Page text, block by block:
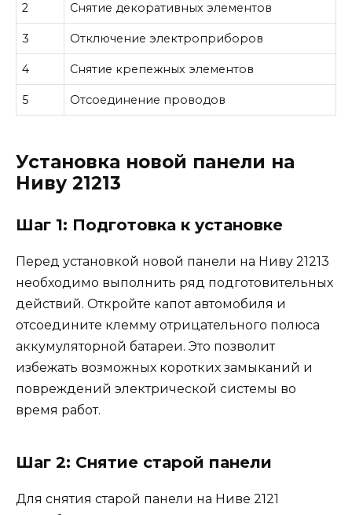
2 Снятие декоративных элементов
3 Отключение электроприборов
4 Снятие крепежных элементов
5 Отсоединение проводов
Установка новой панели на
Ниву 21213
Шаг 1: Подготовка к установке
Перед установкой новой панели на Ниву 21213
необходимо выполнить ряд подготовительных
действий. Откройте капот автомобиля и
отсоедините клемму отрицательного полюса
аккумуляторной батареи. Это позволит
избежать возможных коротких замыканий и
повреждений электрической системы во
время работ.
Шаг 2: Снятие старой панели
Для снятия старой панели на Ниве 2121